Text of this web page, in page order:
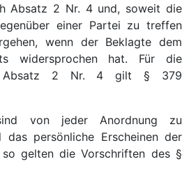
Absatz 2 Nr. 4 und, soweit die
einer Partei zu treffen
wenn der Beklagte dem
widersprochen hat. Für die
Absatz 2 Nr. 4 gilt § 379
von jeder Anordnung zu
das persönliche Erscheinen der
so gelten die Vorschriften des §